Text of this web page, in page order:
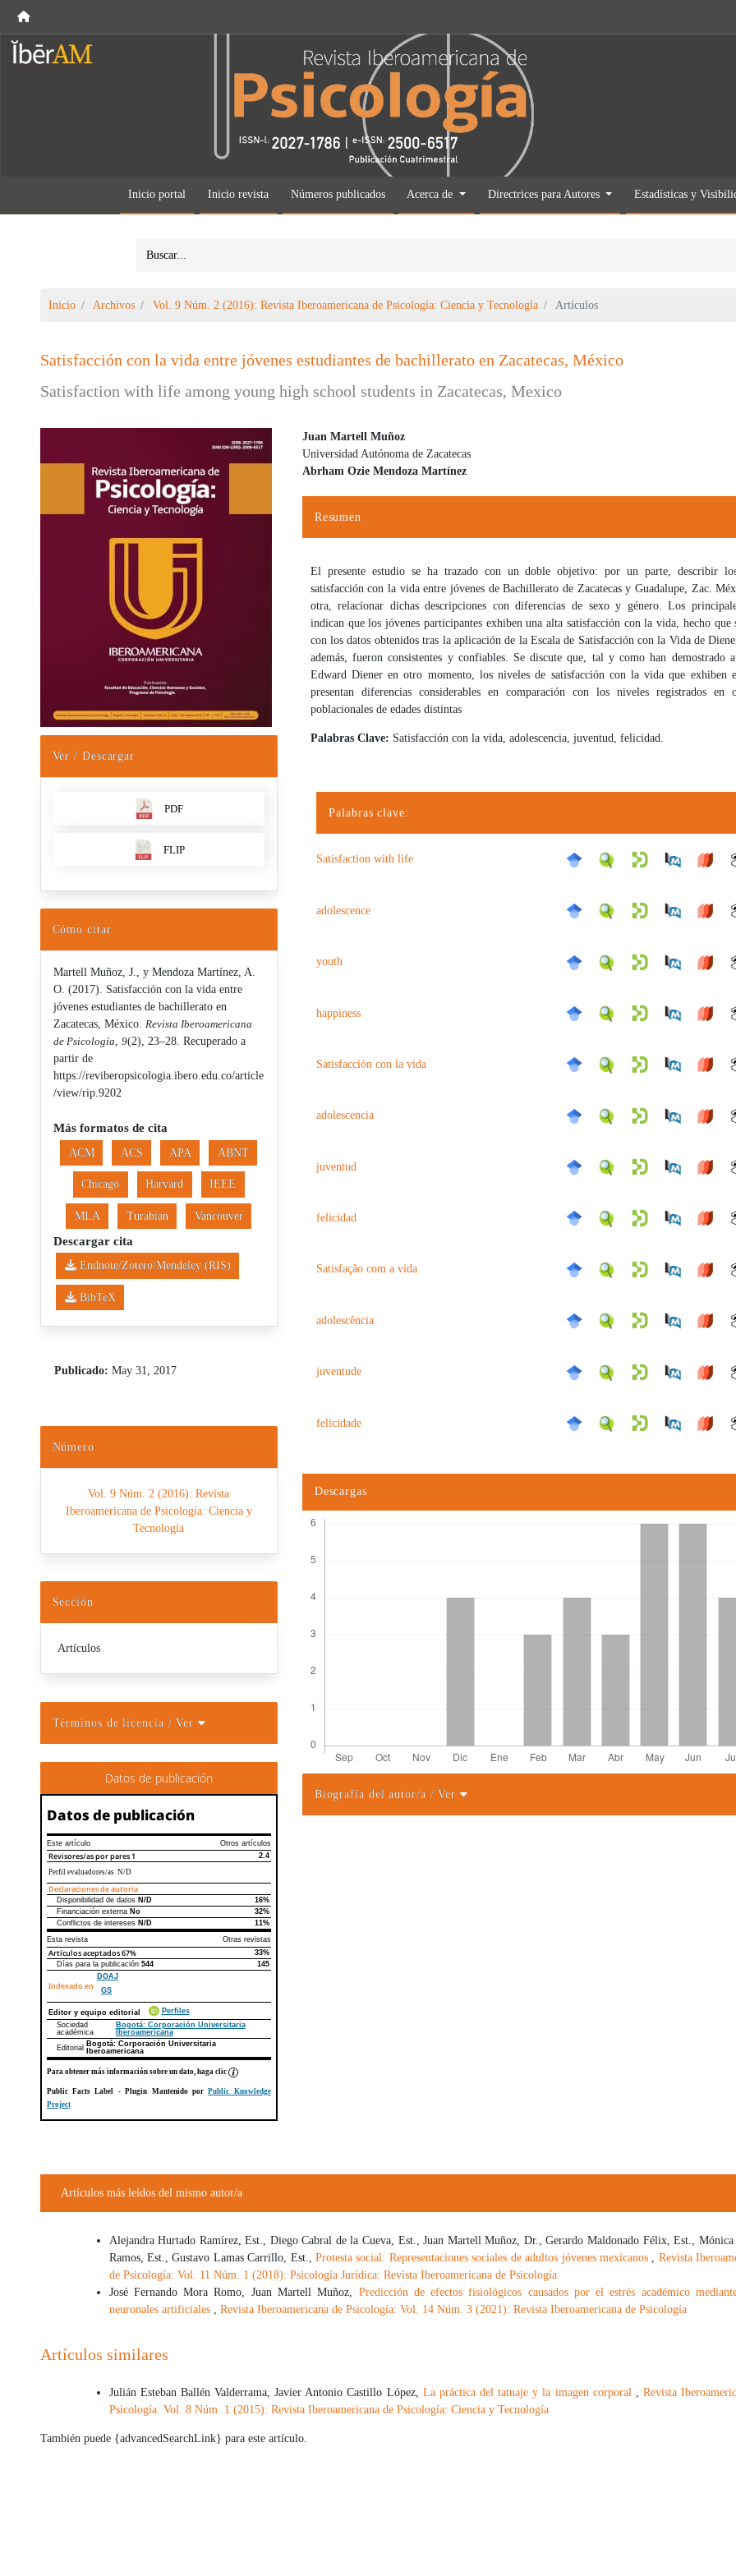
Inicio portal Inicio revista Números publicados Acerca de Directrices para Autores Estadísticas y
Inicio Archivos Vol. 9 Núm. 2 (2016): Revista Iberoamericana de Psicología: Ciencia y Tecnología Artículos
Satisfacción con la vida entre jóvenes estudiantes de bachillerato en Zacatecas, México
Satisfaction with life among young high school students in Zacatecas, Mexico
Barra lateral del artículo
Ver / Descargar
PDF
FLIP
Cómo citar
Martell Muñoz, J., y Mendoza Martínez, A.
O. (2017). Satisfacción con la vida entre
jóvenes estudiantes de bachillerato en
Zacatecas, México. Revista Iberoamericana
de Psicología, 9(2), 23–28. Recuperado a
partir de
https://reviberopsicologia.ibero.edu.co/article
/view/rip.9202
Más formatos de cita
ACM ACS APA ABNT
Chicago Harvard IEEE
MLA Turabian Vancouver
Descargar cita
Endnote/Zotero/Mendeley (RIS)
BibTeX
Publicado: May 31, 2017
Número
Vol. 9 Núm. 2 (2016): Revista
Iberoamericana de Psicología: Ciencia y
Tecnología
Sección
Artículos
Términos de licencia / Ver
Datos de publicación
Datos de publicación
Este artículo Otros artículos
Revisores/as por pares 1
2.4
Perfil evaluadores/as N/D
Declaraciones de autoría
Declaraciones de autoríaEste artículo
Disponibilidad de datos N/D
16%
Financiación externa No
32%
Conflictos de intereses N/D
11%
Esta revista
Otras revistas
Artículos aceptados67%
33%
Días para la publicación 544 145
Indexado en
DOAJ
GS
Editor y equipo editorial
Perfiles
Sociedad
académica
Bogotá: Corporación Universitaria
Iberoamericana
Editorial
Bogotá: Corporación Universitaria
Iberoamericana
Para obtener más información sobre un dato, haga clic
Public Facts Label - Plugin Mantenido porPublic Knowledge
Project
Contenido principal del artículo
Juan Martell Muñoz
Universidad Autónoma de Zacatecas
Abrham Ozie Mendoza Martínez
Resumen
El presente estudio se ha trazado con un doble objetivo: por un parte, describir
satisfacción con la vida entre jóvenes de Bachillerato de Zacatecas y Guadalupe, Zac.
otra, relacionar dichas descripciones con diferencias de sexo y género. Los
indican que los jóvenes participantes exhiben una alta satisfacción con la vida, hecho que
con los datos obtenidos tras la aplicación de la Escala de Satisfacción con la Vida de
además, fueron consistentes y confiables. Se discute que, tal y como han demostrado
Edward Diener en otro momento, los niveles de satisfacción con la vida que exhiben
presentan diferencias considerables en comparación con los niveles registrados en
poblacionales de edades distintas
Palabras Clave: Satisfacción con la vida, adolescencia, juventud, felicidad.
Palabras clave:
Satisfaction with life
adolescence
youth
happiness
Satisfacción con la vida
adolescencia
juventud
felicidad
Satisfação com a vida
adolescência
juventude
felicidade
Descargas
Biografía del autor/a / Ver
Artículos más leídos del mismo autor/a
Alejandra Hurtado Ramírez, Est., Diego Cabral de la Cueva, Est., Juan Martell Muñoz, Dr., Gerardo Maldonado Félix, Est., Mónica
Ramos, Est., Gustavo Lamas Carrillo, Est.,Protesta social: Representaciones sociales de adultos jóvenes mexicanos , Revista
de Psicología: Vol. 11 Núm. 1 (2018): Psicología Jurídica: Revista Iberoamericana de Psicología
José Fernando Mora Romo, Juan Martell Muñoz, Predicción de efectos fisiológicos causados por el estrés académico
neuronales artificiales , Revista Iberoamericana de Psicología: Vol. 14 Núm. 3 (2021): Revista Iberoamericana de Psicología
Artículos similares
Julián Esteban Ballén Valderrama, Javier Antonio Castillo López, La práctica del tatuaje y la imagen corporal , Revista
Psicología: Vol. 8 Núm. 1 (2015): Revista Iberoamericana de Psicología: Ciencia y Tecnología
También puede {advancedSearchLink} para este artículo.